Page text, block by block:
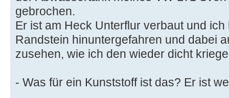
gebrochen.
Er ist am Heck Unterflur verbaut und
Randstein hinuntergefahren und dabei
zusehen, wie ich den wieder dicht
- Was für ein Kunststoff ist das? Er ist